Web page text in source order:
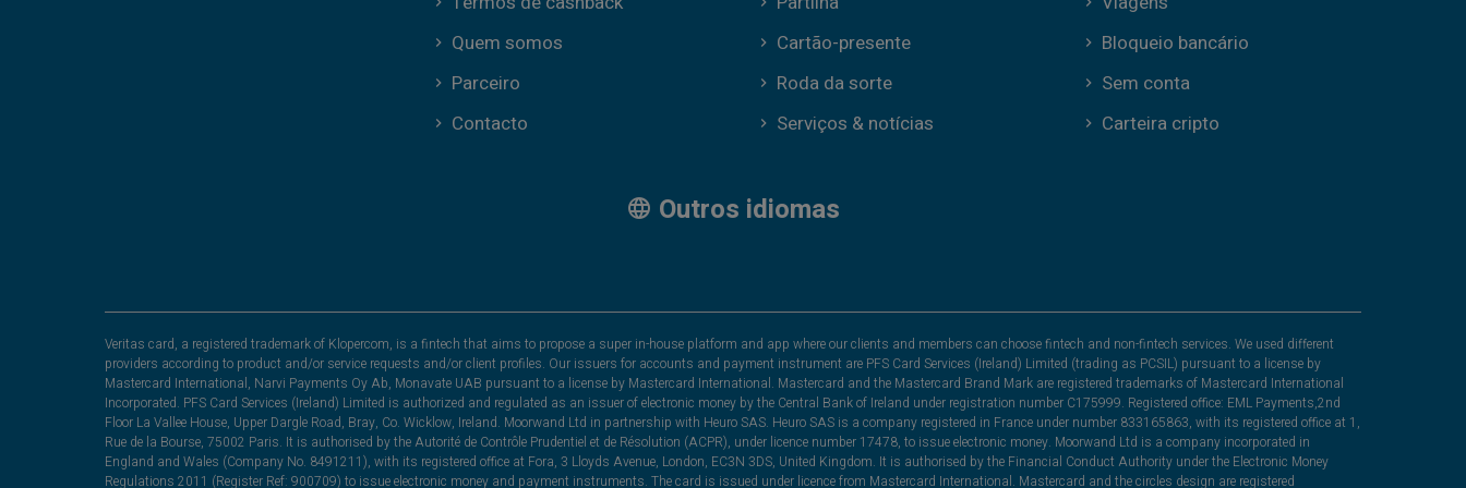
Quem somos
Parceiro
Contacto
Cartão-presente
Roda da sorte
Serviços & notícias
Bloqueio bancário
Sem conta
Carteira cripto
Outros idiomas
Veritas card, a registered trademark of Klopercom, is a fintech that aims to propose a super in-house platform and app where our clients and members can choose fintech and non-fintech services. We used different
providers according to product and/or service requests and/or client profiles. Our issuers for accounts and payment instrument are PFS Card Services (Ireland) Limited (trading as PCSIL) pursuant to a license by
Mastercard International, Narvi Payments Oy Ab, Monavate UAB pursuant to a license by Mastercard International. Mastercard and the Mastercard Brand Mark are registered trademarks of Mastercard International
Incorporated. PFS Card Services (Ireland) Limited is authorized and regulated as an issuer of electronic money by the Central Bank of Ireland under registration number C175999. Registered office: EML Payments,2nd
Floor La Vallee House, Upper Dargle Road, Bray, Co. Wicklow, Ireland. Moorwand Ltd in partnership with Heuro SAS. Heuro SAS is a company registered in France under number 833165863, with its registered office at 1,
Rue de la Bourse, 75002 Paris. It is authorised by the Autorité de Contrôle Prudentiel et de Résolution (ACPR), under licence number 17478, to issue electronic money. Moorwand Ltd is a company incorporated in
England and Wales (Company No. 8491211), with its registered office at Fora, 3 Lloyds Avenue, London, EC3N 3DS, United Kingdom. It is authorised by the Financial Conduct Authority under the Electronic Money
Regulations 2011 (Register Ref: 900709) to issue electronic money and payment instruments. The card is issued under licence from Mastercard International. Mastercard and the circles design are registered